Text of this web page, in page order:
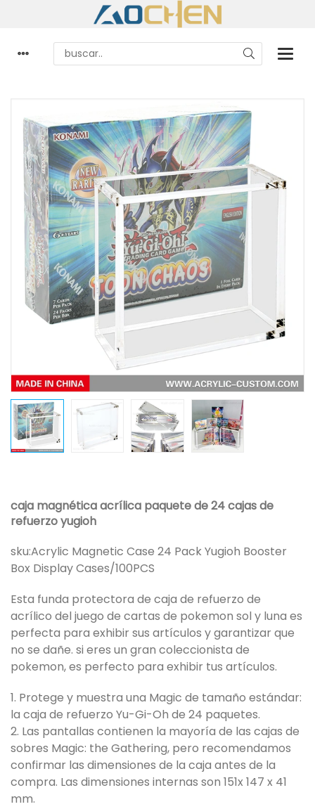
caja magnética acrílica paquete de 24 cajas de
refuerzo yugioh
sku:Acrylic Magnetic Case 24 Pack Yugioh Booster
Box Display Cases/100PCS
Esta funda protectora de caja de refuerzo de
acrílico del juego de cartas de pokemon sol y luna es
perfecta para exhibir sus artículos y garantizar que
no se dañe. si eres un gran coleccionista de
pokemon, es perfecto para exhibir tus artículos.
1. Protege y muestra una Magic de tamaño estándar:
la caja de refuerzo Yu-Gi-Oh de 24 paquetes.
2. Las pantallas contienen la mayoría de las cajas de
sobres Magic: the Gathering, pero recomendamos
confirmar las dimensiones de la caja antes de la
compra. Las dimensiones internas son 151x 147 x 41
mm.